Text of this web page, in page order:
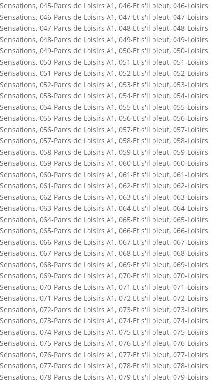
Sensations, 045-Parcs de Loisirs A1 , 046-Et s'il pleut, 046-Loisirs
Sensations, 046-Parcs de Loisirs A1 , 047-Et s'il pleut, 047-Loisirs
Sensations, 047-Parcs de Loisirs A1 , 048-Et s'il pleut, 048-Loisirs
Sensations, 048-Parcs de Loisirs A1 , 049-Et s'il pleut, 049-Loisirs
Sensations, 049-Parcs de Loisirs A1 , 050-Et s'il pleut, 050-Loisirs
Sensations, 050-Parcs de Loisirs A1 , 051-Et s'il pleut, 051-Loisirs
Sensations, 051-Parcs de Loisirs A1 , 052-Et s'il pleut, 052-Loisirs
Sensations, 052-Parcs de Loisirs A1 , 053-Et s'il pleut, 053-Loisirs
Sensations, 053-Parcs de Loisirs A1 , 054-Et s'il pleut, 054-Loisirs
Sensations, 054-Parcs de Loisirs A1 , 055-Et s'il pleut, 055-Loisirs
Sensations, 055-Parcs de Loisirs A1 , 056-Et s'il pleut, 056-Loisirs
Sensations, 056-Parcs de Loisirs A1 , 057-Et s'il pleut, 057-Loisirs
Sensations, 057-Parcs de Loisirs A1 , 058-Et s'il pleut, 058-Loisirs
Sensations, 058-Parcs de Loisirs A1 , 059-Et s'il pleut, 059-Loisirs
Sensations, 059-Parcs de Loisirs A1 , 060-Et s'il pleut, 060-Loisirs
Sensations, 060-Parcs de Loisirs A1 , 061-Et s'il pleut, 061-Loisirs
Sensations, 061-Parcs de Loisirs A1 , 062-Et s'il pleut, 062-Loisirs
Sensations, 062-Parcs de Loisirs A1 , 063-Et s'il pleut, 063-Loisirs
Sensations, 063-Parcs de Loisirs A1 , 064-Et s'il pleut, 064-Loisirs
Sensations, 064-Parcs de Loisirs A1 , 065-Et s'il pleut, 065-Loisirs
Sensations, 065-Parcs de Loisirs A1 , 066-Et s'il pleut, 066-Loisirs
Sensations, 066-Parcs de Loisirs A1 , 067-Et s'il pleut, 067-Loisirs
Sensations, 067-Parcs de Loisirs A1 , 068-Et s'il pleut, 068-Loisirs
Sensations, 068-Parcs de Loisirs A1 , 069-Et s'il pleut, 069-Loisirs
Sensations, 069-Parcs de Loisirs A1 , 070-Et s'il pleut, 070-Loisirs
Sensations, 070-Parcs de Loisirs A1 , 071-Et s'il pleut, 071-Loisirs
Sensations, 071-Parcs de Loisirs A1 , 072-Et s'il pleut, 072-Loisirs
Sensations, 072-Parcs de Loisirs A1 , 073-Et s'il pleut, 073-Loisirs
Sensations, 073-Parcs de Loisirs A1 , 074-Et s'il pleut, 074-Loisirs
Sensations, 074-Parcs de Loisirs A1 , 075-Et s'il pleut, 075-Loisirs
Sensations, 075-Parcs de Loisirs A1 , 076-Et s'il pleut, 076-Loisirs
Sensations, 076-Parcs de Loisirs A1 , 077-Et s'il pleut, 077-Loisirs
Sensations, 077-Parcs de Loisirs A1 , 078-Et s'il pleut, 078-Loisirs
Sensations, 078-Parcs de Loisirs A1 , 079-Et s'il pleut, 079-Loisirs